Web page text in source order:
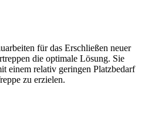
für das Erschließen neuer
die optimale Lösung. Sie
einem relativ geringen Platzbedarf
zu erzielen.